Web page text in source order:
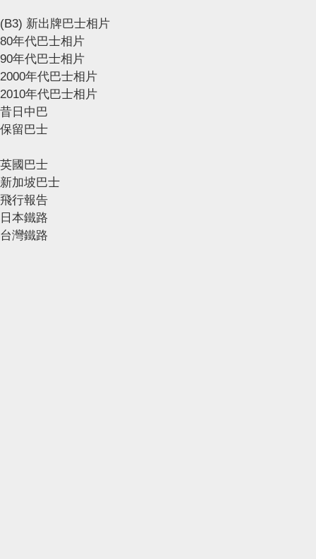
(B3) 新出牌巴士相片
80年代巴士相片
90年代巴士相片
2000年代巴士相片
2010年代巴士相片
昔日中巴
保留巴士
英國巴士
新加坡巴士
飛行報告
日本鐵路
台灣鐵路